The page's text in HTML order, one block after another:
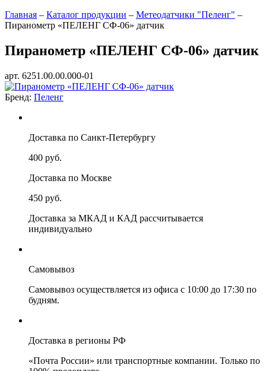
Главная – Каталог продукции – Метеодатчики "Пеленг" –
Пиранометр «ПЕЛЕНГ СФ-06» датчик
Пиранометр «ПЕЛЕНГ СФ-06» датчик
арт. 6251.00.00.000-01
Бренд: Пеленг
Доставка по Санкт-Петербургу
400 руб.
Доставка по Москве
450 руб.
Доставка за МКАД и КАД рассчитывается
индивидуально
Самовывоз
Самовывоз осуществляется из офиса с 10:00 до 17:30 по
будням.
Доставка в регионы РФ
«Почта России» или транспортные компании. Только по